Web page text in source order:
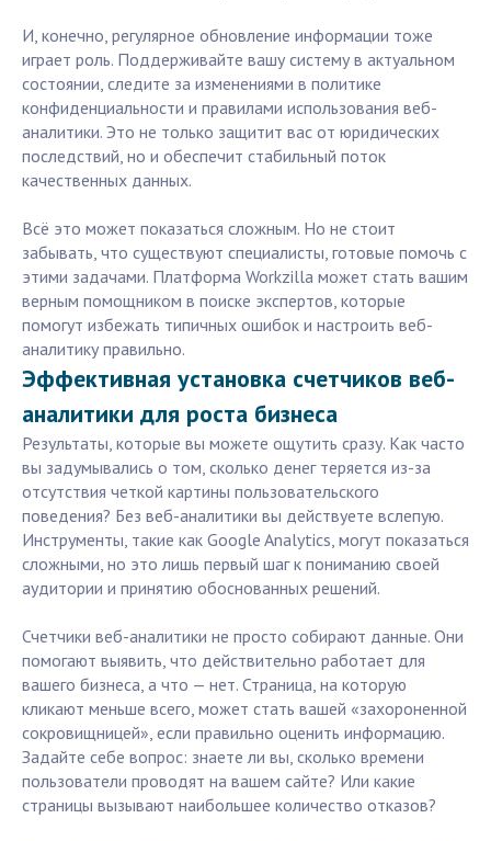
И, конечно, регулярное обновление информации тоже
играет роль. Поддерживайте вашу систему в актуальном
состоянии, следите за изменениями в политике
конфиденциальности и правилами использования веб-
аналитики. Это не только защитит вас от юридических
последствий, но и обеспечит стабильный поток
качественных данных.
Всё это может показаться сложным. Но не стоит
забывать, что существуют специалисты, готовые помочь с
этими задачами. Платформа Workzilla может стать вашим
верным помощником в поиске экспертов, которые
помогут избежать типичных ошибок и настроить веб-
аналитику правильно.
Эффективная установка счетчиков веб-
аналитики для роста бизнеса
Результаты, которые вы можете ощутить сразу. Как часто
вы задумывались о том, сколько денег теряется из-за
отсутствия четкой картины пользовательского
поведения? Без веб-аналитики вы действуете вслепую.
Инструменты, такие как Google Analytics, могут показаться
сложными, но это лишь первый шаг к пониманию своей
аудитории и принятию обоснованных решений.
Счетчики веб-аналитики не просто собирают данные. Они
помогают выявить, что действительно работает для
вашего бизнеса, а что — нет. Страница, на которую
кликают меньше всего, может стать вашей «захороненной
сокровищницей», если правильно оценить информацию.
Задайте себе вопрос: знаете ли вы, сколько времени
пользователи проводят на вашем сайте? Или какие
страницы вызывают наибольшее количество отказов?